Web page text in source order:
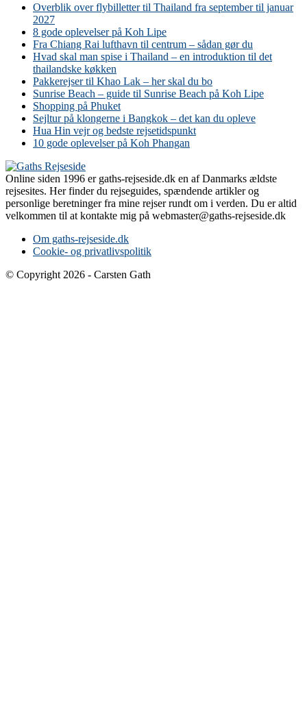
Overblik over flybilletter til Thailand fra september til januar
2027
8 gode oplevelser på Koh Lipe
Fra Chiang Rai lufthavn til centrum – sådan gør du
Hvad skal man spise i Thailand – en introduktion til det
thailandske køkken
Pakkerejser til Khao Lak – her skal du bo
Sunrise Beach – guide til Sunrise Beach på Koh Lipe
Shopping på Phuket
Sejltur på klongerne i Bangkok – det kan du opleve
Hua Hin vejr og bedste rejsetidspunkt
10 gode oplevelser på Koh Phangan
Online siden 1996 er gaths-rejseside.dk en af Danmarks ældste
rejsesites. Her finder du rejseguides, spændende artikler og
personlige beretninger fra mine rejser rundt om i verden. Du er altid
velkommen til at kontakte mig på webmaster@gaths-rejseside.dk
Om gaths-rejseside.dk
Cookie- og privatlivspolitik
© Copyright 2026 - Carsten Gath